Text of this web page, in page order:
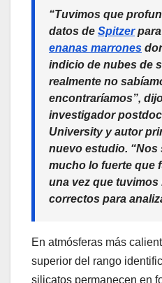
“Tuvimos que
datos de Spitzerpara
enanas marrones
indicio de nubes de
realmente no
encontraríamos”,
investigador
University y autor
nuevo estudio.
mucho lo fuerte que
una vez que tuvimos
correctos para
En atmósferas más
superior del rango
silicatos permanecen en